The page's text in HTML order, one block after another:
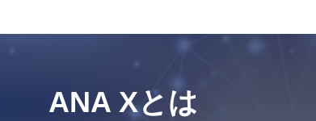
ANA Xとは